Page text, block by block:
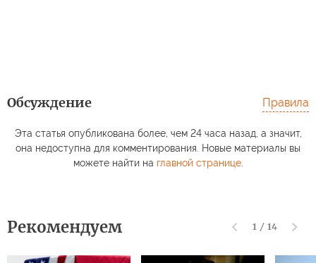
Обсуждение Правила
Эта статья опубликована более, чем 24 часа назад, а значит,
она недоступна для комментирования. Новые материалы вы
можете найти на главной странице.
Рекомендуем 1 / 14